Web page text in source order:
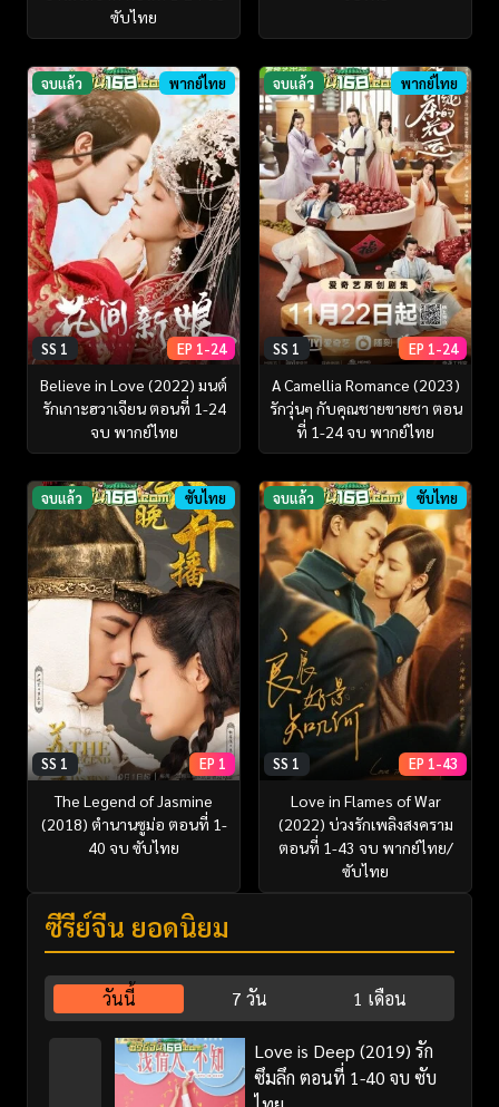
ซับไทย
จบแล้ว พากย์ไทย
SS 1 EP 1-24
Believe in Love (2022) มนต์
รักเกาะฮวาเจียน ตอนที่ 1-24
จบ พากย์ไทย
จบแล้ว พากย์ไทย
SS 1 EP 1-24
A Camellia Romance (2023)
รักวุ่นๆ กับคุณชายขายชา ตอน
ที่ 1-24 จบ พากย์ไทย
จบแล้ว ซับไทย
SS 1 EP 1
The Legend of Jasmine
(2018) ตำนานซูม่อ ตอนที่ 1-
40 จบ ซับไทย
จบแล้ว ซับไทย
SS 1 EP 1-43
Love in Flames of War
(2022) บ่วงรักเพลิงสงคราม
ตอนที่ 1-43 จบ พากย์ไทย/
ซับไทย
ซีรี่ย์จีน ยอดนิยม
วันนี้ 7 วัน 1 เดือน
Love is Deep (2019) รัก
ซึมลึก ตอนที่ 1-40 จบ ซับ